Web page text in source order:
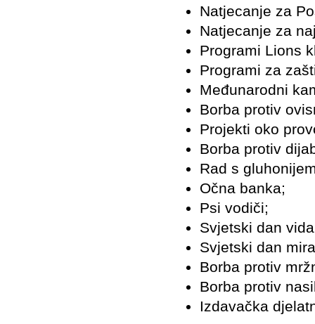
Natjecanje za
Natjecanje za
Programi Lions
Programi za
Međunarodni
Borba protiv
Projekti oko
Borba protiv
Rad s
Očna banka;
Psi vodiči;
Svjetski dan
Svjetski dan
Borba protiv
Borba protiv
Izdavačka